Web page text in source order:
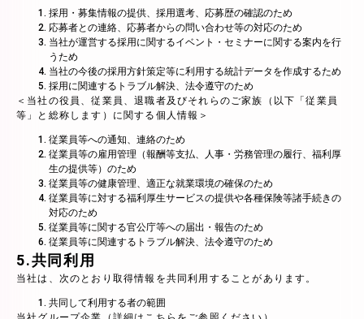
採用・募集情報の提供、採用選考、応募歴の確認のため
応募者との連絡、応募者からの問い合わせ等の対応のため
当社が運営する採用に関するイベント・セミナーに関する案内を行
うため
当社の今後の採用方針策定等に利用する統計データを作成するため
採用に関連するトラブル解決、法令遵守のため
＜当社の役員、従業員、退職者及びそれらのご家族（以下「従業員
等」と総称します）に関する個人情報＞
従業員等への通知、連絡のため
従業員等の雇用管理（報酬等支払、人事・労務管理の履行、福利厚
生の提供等）のため
従業員等の健康管理、適正な就業環境の確保のため
従業員等に対する福利厚生サービスの提供や各種保険等諸手続きの
対応のため
従業員等に関する官公庁等への届出・報告のため
従業員等に関連するトラブル解決、法令遵守のため
5.共同利用
当社は、次のとおり取得情報を共同利用することがあります。
共同して利用する者の範囲